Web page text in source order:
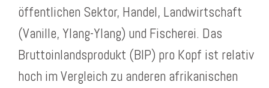
öffentlichen Sektor, Handel, Landwirtschaft
(Vanille, Ylang-Ylang) und Fischerei. Das
Bruttoinlandsprodukt (BIP) pro Kopf ist relativ
hoch im Vergleich zu anderen afrikanischen